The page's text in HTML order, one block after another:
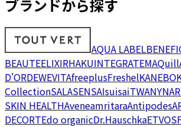
ブランドから探す
AQUA LABEL
BEAUTEELIXIRHAKUINTEGRATE
D'ORDEWEVITAfreeplusFreshelKANEBO
CollectionSALASENSAIsuisaiTWANY
SKIN HEALTHAveneamritaraAntipodes
DECORTEdo organicDr.HauschkaETVOS